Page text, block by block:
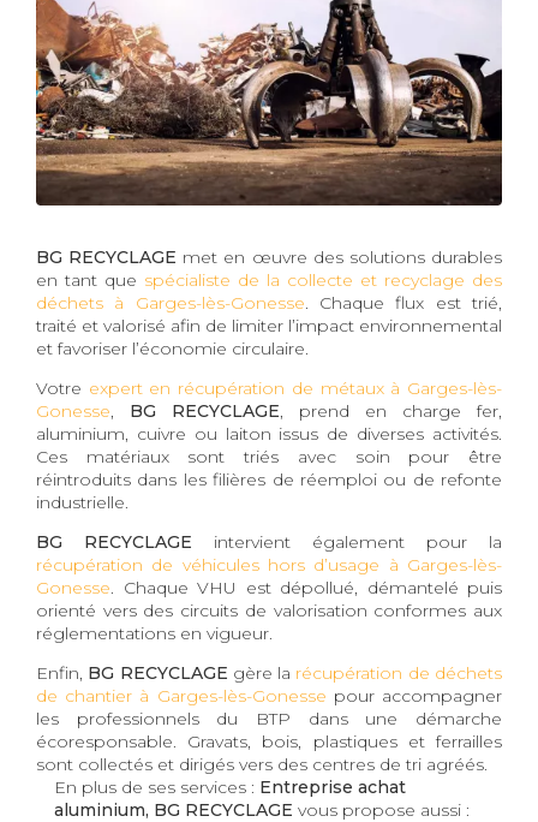
BG RECYCLAGE met en œuvre des solutions durables
en tant que spécialiste de la collecte et recyclage des
déchets à Garges-lès-Gonesse. Chaque flux est trié,
traité et valorisé afin de limiter l’impact environnemental
et favoriser l’économie circulaire.
Votre expert en récupération de métaux à Garges-lès-
Gonesse, BG RECYCLAGE, prend en charge fer,
aluminium, cuivre ou laiton issus de diverses activités.
Ces matériaux sont triés avec soin pour être
réintroduits dans les filières de réemploi ou de refonte
industrielle.
BG RECYCLAGE intervient également pour la
récupération de véhicules hors d’usage à Garges-lès-
Gonesse. Chaque VHU est dépollué, démantelé puis
orienté vers des circuits de valorisation conformes aux
réglementations en vigueur.
Enfin, BG RECYCLAGE gère la récupération de déchets
de chantier à Garges-lès-Gonesse pour accompagner
les professionnels du BTP dans une démarche
écoresponsable. Gravats, bois, plastiques et ferrailles
sont collectés et dirigés vers des centres de tri agréés.
En plus de ses services : Entreprise achat
aluminium, BG RECYCLAGE vous propose aussi :